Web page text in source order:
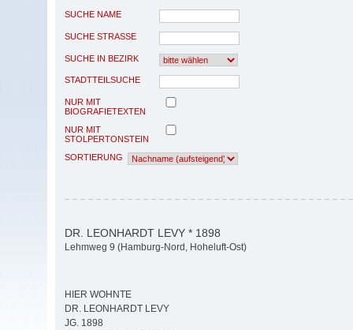
SUCHE NAME
SUCHE STRASSE
SUCHE IN BEZIRK
STADTTEILSUCHE
NUR MIT
BIOGRAFIETEXTEN
NUR MIT
STOLPERTONSTEIN
SORTIERUNG
DR. LEONHARDT LEVY * 1898
Lehmweg 9 (Hamburg-Nord, Hoheluft-Ost)
HIER WOHNTE
DR. LEONHARDT LEVY
JG. 1898